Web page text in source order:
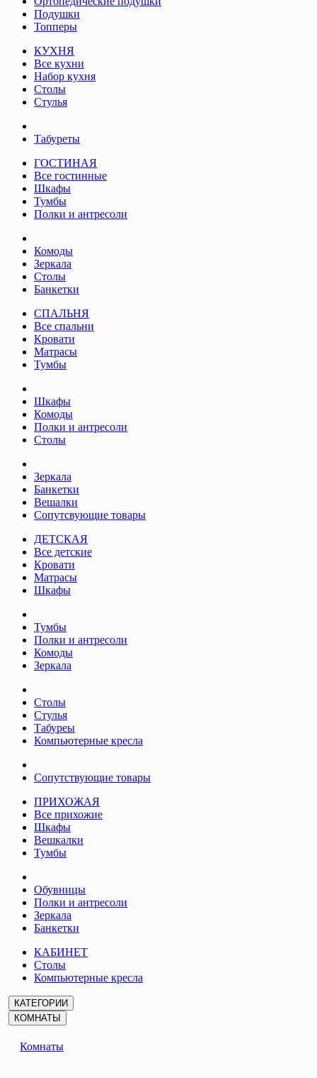
Подушки
Топперы
КУХНЯ
Все кухни
Набор кухня
Столы
Стулья
Табуреты
ГОСТИНАЯ
Все гостинные
Шкафы
Тумбы
Полки и антресоли
Комоды
Зеркала
Столы
Банкетки
СПАЛЬНЯ
Все спальни
Кровати
Матрасы
Тумбы
Шкафы
Комоды
Полки и антресоли
Столы
Зеркала
Банкетки
Вешалки
Сопутсвующие товары
ДЕТСКАЯ
Все детские
Кровати
Матрасы
Шкафы
Тумбы
Полки и антресоли
Комоды
Зеркала
Столы
Стулья
Табуреы
Компьютерные кресла
Сопутствующие товары
ПРИХОЖАЯ
Все прихожие
Шкафы
Вешкалки
Тумбы
Обувницы
Полки и антресоли
Зеркала
Банкетки
КАБИНЕТ
Столы
Компьютерные кресла
КАТЕГОРИИ
КОМНАТЫ
Комнаты